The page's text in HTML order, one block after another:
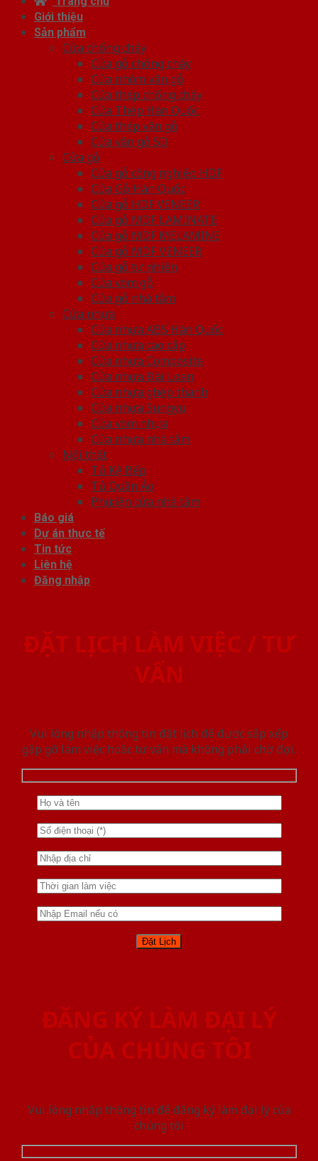
Giới thiệu
Sản phẩm
Cửa chống cháy
Cửa gỗ chống cháy
Cửa nhôm vân gỗ
Cửa thép chống cháy
Cửa Thép Hàn Quốc
Cửa thép vân gỗ
Cửa vân gỗ 5D
Cửa gỗ
Cửa gỗ công nghiệp HDF
Cửa Gỗ Hàn Quốc
Cửa gỗ HDF VENEER
Cửa gỗ MDF LAMINATE
Cửa gỗ MDF MELAMINE
Cửa gỗ MDF VENEER
Cửa gỗ tự nhiên
Cửa vòm gỗ
Cửa gỗ nhà tắm
Cửa nhựa
Cửa nhựa ABS Hàn Quốc
Cửa nhựa cao cấp
Cửa nhựa Composite
Cửa nhựa Đài Loan
Cửa nhựa ghép thanh
Cửa nhựa Sungyu
Cửa vòm nhựa
Cửa nhựa nhà tắm
Nội thất
Tủ Kệ Bếp
Tủ Quần Áo
Phụ kiện cửa nhà tắm
Báo giá
Dự án thực tế
Tin tức
Liên hệ
Đăng nhập
ĐẶT LỊCH LÀM VIỆC / TƯ
VẤN
Vui lòng nhập thông tin đặt lịch để được sắp xếp
gặp gỡ làm việc hoăc tư vấn mà không phải chờ đợi.
ĐĂNG KÝ LÀM ĐẠI LÝ
CỦA CHÚNG TÔI
Vui lòng nhập thông tin để đăng ký làm đại lý của
chúng tôi